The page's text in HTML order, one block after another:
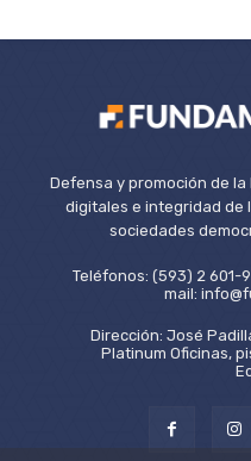
Defensa y promoción de
digitales e integridad de
sociedades
Teléfonos: (593) 2
mail:
Dirección: José
Platinum Oficinas,